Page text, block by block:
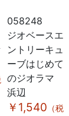
058248
ジオベースエ
ントリーキュ
ーブはじめて
のジオラマ
浜辺
￥1,540 （税